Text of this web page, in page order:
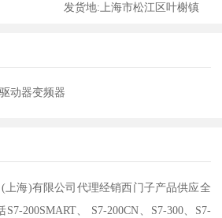
发货地: 上海市松江区叶榭镇
动器变频器
)有限公司代理经销西门子产品供应全
200SMART、 S7-200CN、S7-300、S7-